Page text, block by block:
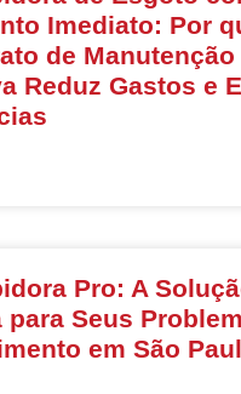
Imediato: Por
de Manutenção
Reduz Gastos e
Pro: A
para Seus
em São